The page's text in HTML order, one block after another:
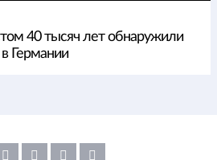
40 тысяч лет обнаружили
Германии